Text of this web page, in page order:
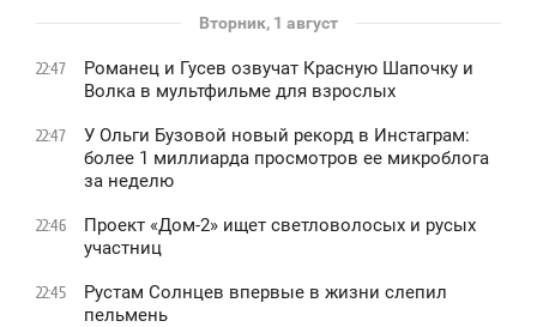
Вторник, 1 август
22:47
Романец и Гусев озвучат Красную Шапочку и
Волка в мультфильме для взрослых
22:47
У Ольги Бузовой новый рекорд в Инстаграм:
более 1 миллиарда просмотров ее микроблога
за неделю
22:46
Проект «Дом-2» ищет светловолосых и русых
участниц
22:45
Рустам Солнцев впервые в жизни слепил
пельмень